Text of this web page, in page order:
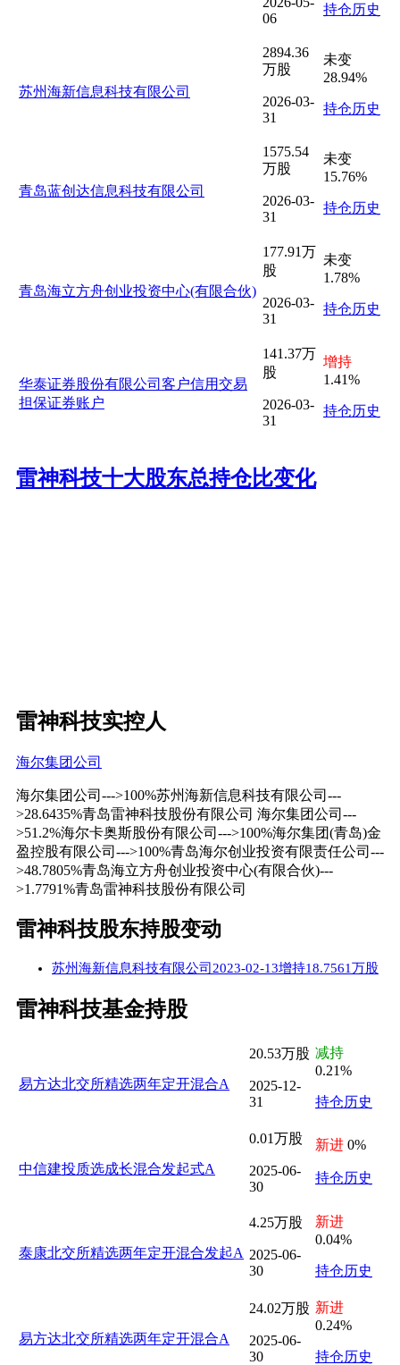
06
持仓历史
苏州海新信息科技有限公司
2894.36
万股
2026-03-
31
未变
28.94%
持仓历史
青岛蓝创达信息科技有限公司
1575.54
万股
2026-03-
31
未变
15.76%
持仓历史
青岛海立方舟创业投资中心(有限合伙)
177.91万
股
2026-03-
31
未变
1.78%
持仓历史
华泰证券股份有限公司客户信用交易
担保证券账户
141.37万
股
2026-03-
31
增持
1.41%
持仓历史
雷神科技十大股东总持仓比变化
雷神科技实控人
海尔集团公司
海尔集团公司--->100%苏州海新信息科技有限公司---
>28.6435%青岛雷神科技股份有限公司 海尔集团公司---
>51.2%海尔卡奥斯股份有限公司--->100%海尔集团(青岛)金
盈控股有限公司--->100%青岛海尔创业投资有限责任公司---
>48.7805%青岛海立方舟创业投资中心(有限合伙)---
>1.7791%青岛雷神科技股份有限公司
雷神科技股东持股变动
苏州海新信息科技有限公司2023-02-13增持18.7561万股
雷神科技基金持股
易方达北交所精选两年定开混合A
20.53万股
2025-12-
31
减持
0.21%
持仓历史
中信建投质选成长混合发起式A
0.01万股
2025-06-
30
新进 0%
持仓历史
泰康北交所精选两年定开混合发起A
4.25万股
2025-06-
30
新进
0.04%
持仓历史
易方达北交所精选两年定开混合A
24.02万股
2025-06-
30
新进
0.24%
持仓历史